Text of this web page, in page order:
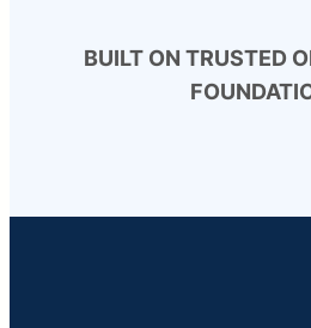
BUILT ON TRUSTED